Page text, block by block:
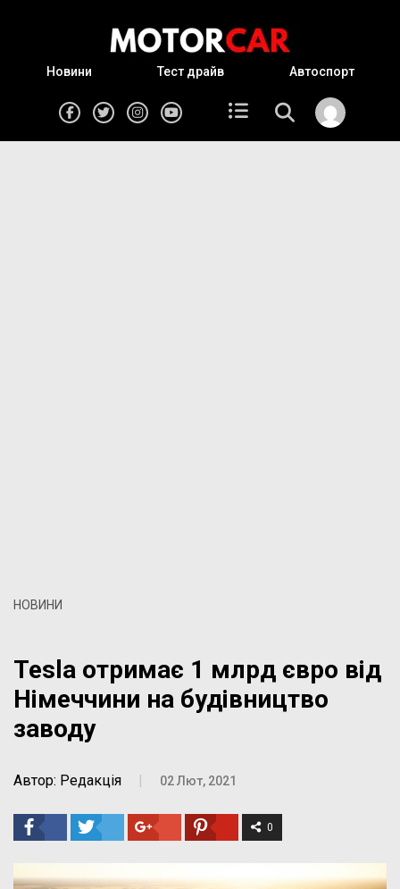
Новини Тест драйв Автоспорт
НОВИНИ
Tesla отримає 1 млрд євро від
Німеччини на будівництво
заводу
Автор: Редакція | 02 Лют, 2021
0